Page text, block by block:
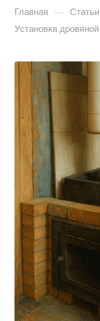
Главная — Статьи
Установка